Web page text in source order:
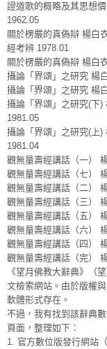
證道歌的概略及其思想
1962.05
關於楞嚴的真偽辯 楊白
經考辨 1978.01
關於楞嚴的真偽辯 楊白
攝論「界頌」之研究 楊
攝論「界頌」之研究 楊
攝論「界頌」之研究(下)
1981.05
攝論「界頌」之研究(上)
1981.04
觀無量壽經講話（一）
觀無量壽經講話（七）
觀無量壽經講話（二）
觀無量壽經講話（三）
觀無量壽經講話（五）
觀無量壽經講話（六）
觀無量壽經講話（四）
觀無量壽經講話（完）
《望月佛教大辭典》（
文檢索網站。由於版權
軟體形式存在。
不過，我有找到該辭典
頁面，整理如下：
1. 官方數位版發行網站（